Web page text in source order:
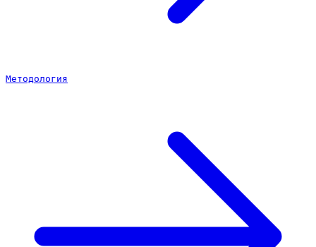
Методология